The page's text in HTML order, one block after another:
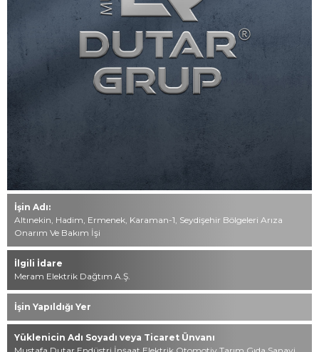
0549 494 85 49
Tüm hakkı saklıdır. Sitemizde kullanılan tüm içerik ve görseller
İşin Adı:
Altınekin, Hadim, Ermenek, Karaman-1, Seydişehir Bölgeleri Arıza
Onarım Ve Bakım İşi
İlgili İdare
Meram Elektrik Dağtım A.Ş.
İşin Yapıldığı Yer
Yüklenicin Adı Soyadı veya Ticaret Ünvanı